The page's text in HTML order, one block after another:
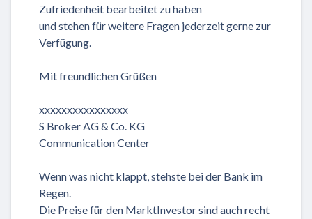
Zufriedenheit bearbeitet zu haben
und stehen für weitere Fragen jederzeit gerne zur
Verfügung.
Mit freundlichen Grüßen
xxxxxxxxxxxxxxxx
S Broker AG & Co. KG
Communication Center
Wenn was nicht klappt, stehste bei der Bank im
Regen.
Die Preise für den MarktInvestor sind auch recht